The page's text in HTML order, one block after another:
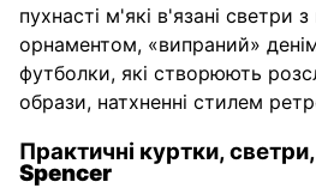
пухнасті м'які в'язані светри
орнаментом, «випраний» денім
футболки, які створюють
образи, натхненні стилем
Практичні куртки,
Spencer